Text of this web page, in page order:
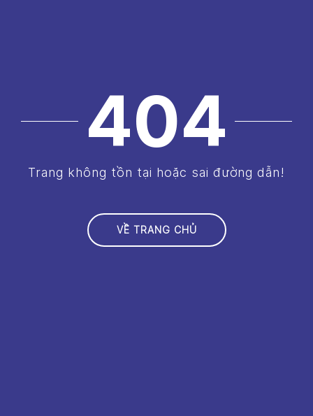
404
Trang không tồn tại hoặc sai đường dẫn!
VỀ TRANG CHỦ